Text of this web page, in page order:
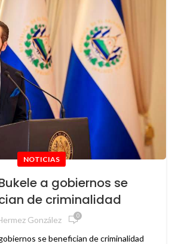
NOTICIAS
a gobiernos se
de criminalidad
González 0
se benefician de criminalidad